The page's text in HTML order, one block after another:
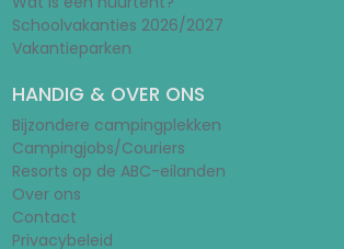
Schoolvakanties 2026/2027
Vakantieparken
HANDIG & OVER ONS
Bijzondere campingplekken
Campingjobs/Couriers
Resorts op de ABC-eilanden
Over ons
Contact
Privacybeleid